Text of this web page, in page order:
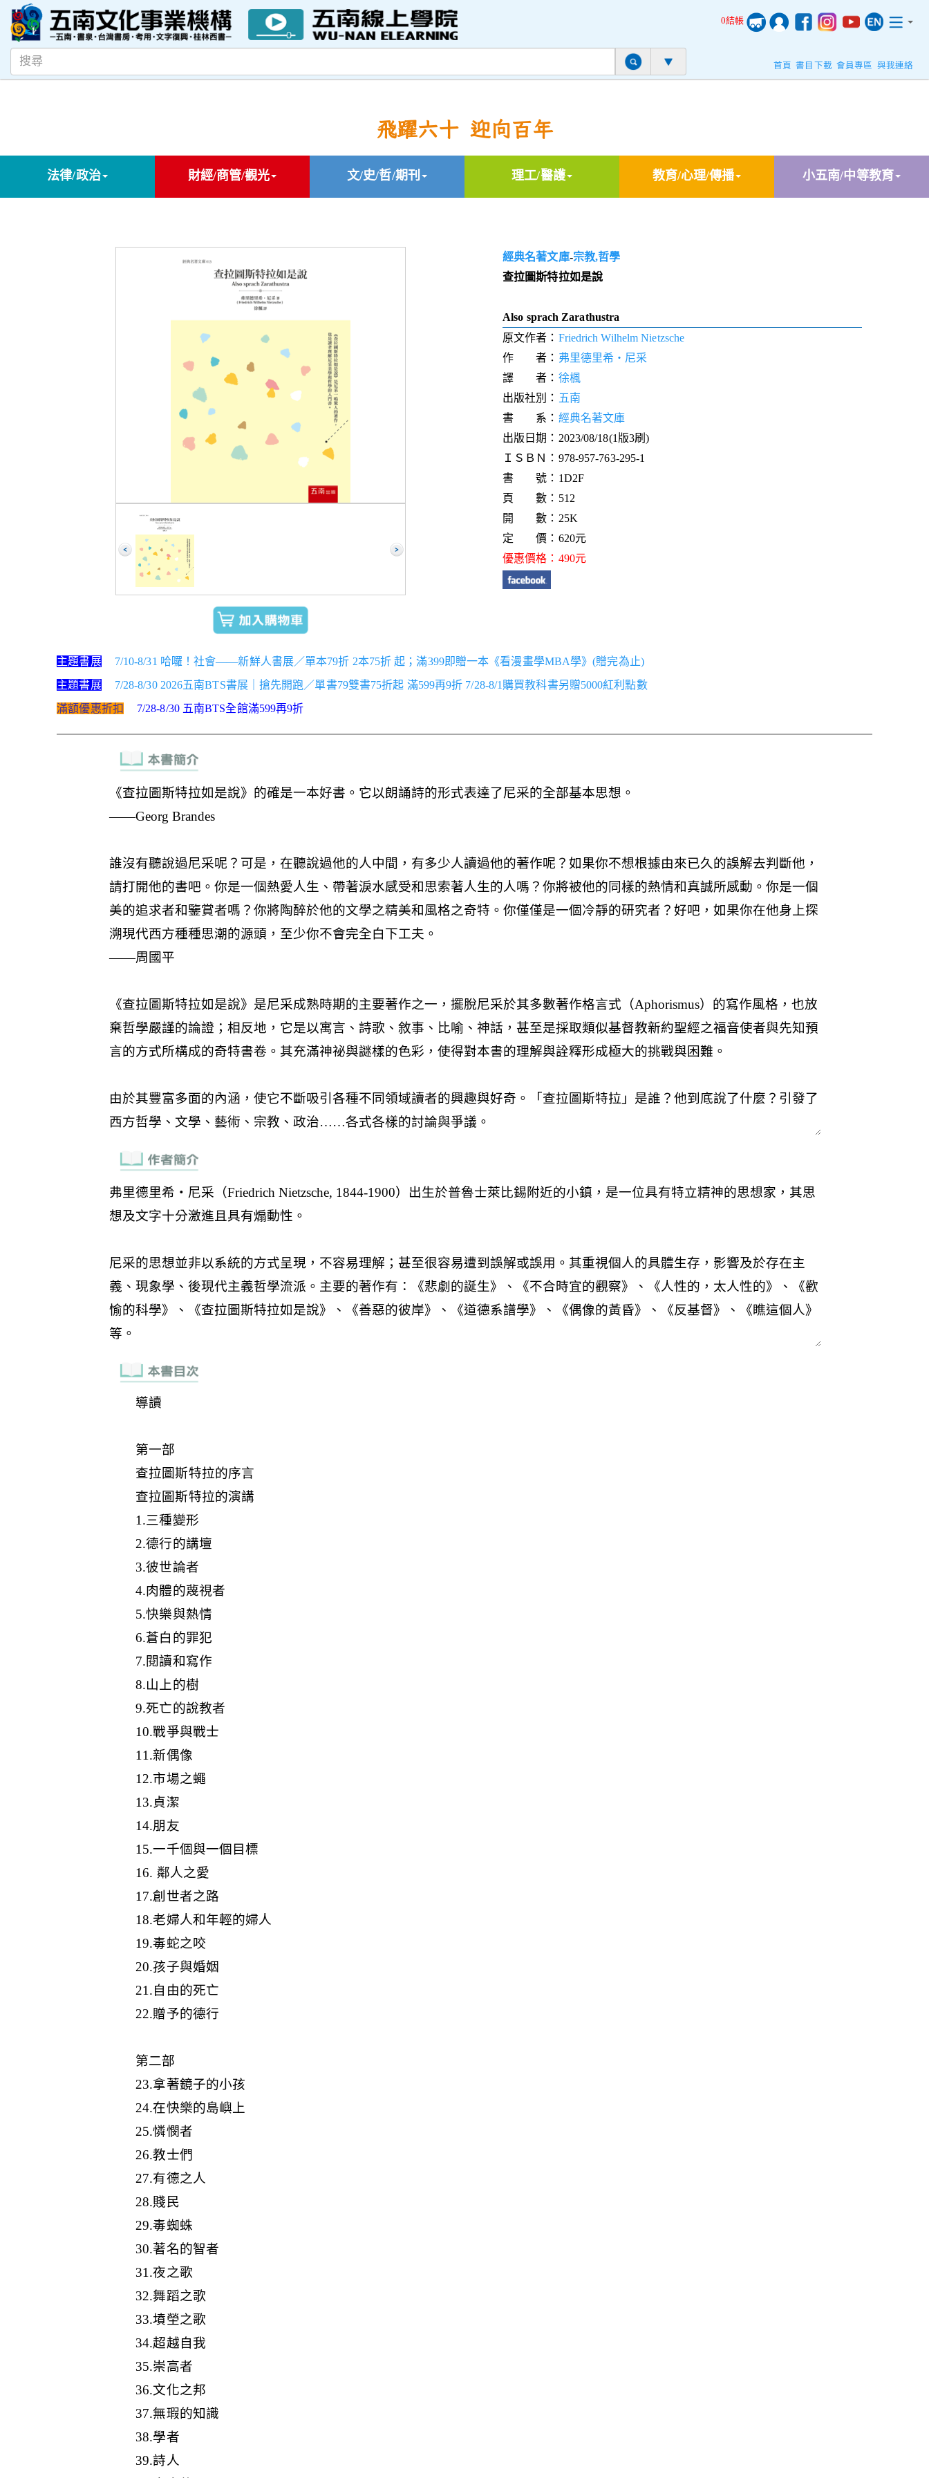
0結帳
首頁 書目下載 會員專區 與我連絡
飛躍六十 迎向百年
法律/政治 財經/商管/觀光 文/史/哲/期刊 理工/醫護 教育/心理/傳播 小五南/中等教育
經典名著文庫-宗教,哲學
查拉圖斯特拉如是說
Also sprach Zarathustra
原文作者： Friedrich Wilhelm Nietzsche
作 者： 弗里德里希‧尼采
譯 者： 徐楓
出版社別： 五南
書 系： 經典名著文庫
出版日期：2023/08/18(1版3刷)
ＩＳＢＮ：978-957-763-295-1
書 號：1D2F
頁 數：512
開 數：25K
定 價：620元
優惠價格：490元
主題書展
7/10-8/31 哈囉！社會——新鮮人書展／單本79折 2本75折 起；滿399即贈一本《看漫畫學MBA學》(贈完為止)
主題書展
7/28-8/30 2026五南BTS書展｜搶先開跑／單書79雙書75折起 滿599再9折 7/28-8/1購買教科書另贈5000紅利點數
滿額優惠折扣
7/28-8/30 五南BTS全館滿599再9折
導讀
第一部
查拉圖斯特拉的序言
查拉圖斯特拉的演講
1.三種變形
2.德行的講壇
3.彼世論者
4.肉體的蔑視者
5.快樂與熱情
6.蒼白的罪犯
7.閱讀和寫作
8.山上的樹
9.死亡的說教者
10.戰爭與戰士
11.新偶像
12.市場之蠅
13.貞潔
14.朋友
15.一千個與一個目標
16. 鄰人之愛
17.創世者之路
18.老婦人和年輕的婦人
19.毒蛇之咬
20.孩子與婚姻
21.自由的死亡
22.贈予的德行
第二部
23.拿著鏡子的小孩
24.在快樂的島嶼上
25.憐憫者
26.教士們
27.有德之人
28.賤民
29.毒蜘蛛
30.著名的智者
31.夜之歌
32.舞蹈之歌
33.墳塋之歌
34.超越自我
35.崇高者
36.文化之邦
37.無瑕的知識
38.學者
39.詩人